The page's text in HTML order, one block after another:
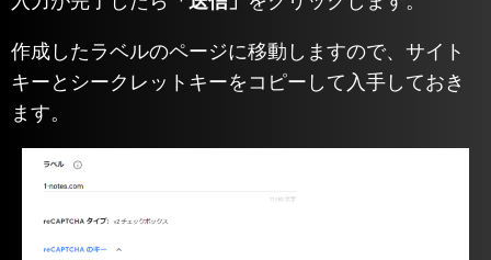
作成したラベルのページに移動しますので、サイト
キーとシークレットキーをコピーして入手しておき
ます。